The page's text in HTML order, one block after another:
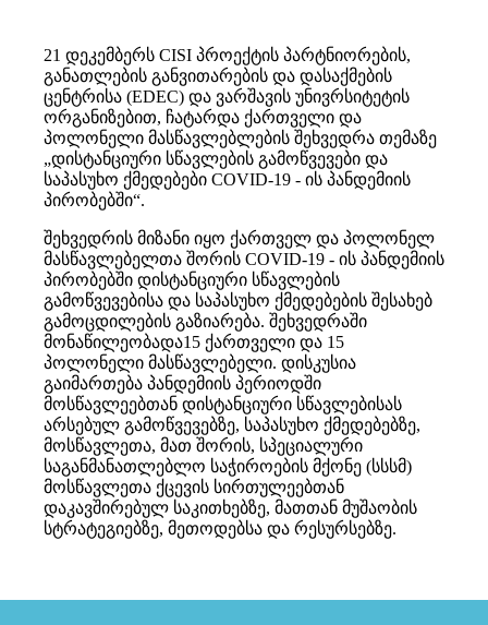
21 დეკემბერს CISI პროექტის პარტნიორების,
განათლების განვითარების და დასაქმების
ცენტრისა (EDEC) და ვარშავის უნივრსიტეტის
ორგანიზებით, ჩატარდა ქართველი და
პოლონელი მასწავლებლების შეხვედრა თემაზე
„დისტანციური სწავლების გამოწვევები და
საპასუხო ქმედებები COVID-19 - ის პანდემიის
პირობებში“.
შეხვედრის მიზანი იყო ქართველ და პოლონელ
მასწავლებელთა შორის COVID-19 - ის პანდემიის
პირობებში დისტანციური სწავლების
გამოწვევებისა და საპასუხო ქმედებების შესახებ
გამოცდილების გაზიარება. შეხვედრაში
მონაწილეობადა15 ქართველი და 15
პოლონელი მასწავლებელი. დისკუსია
გაიმართება პანდემიის პერიოდში
მოსწავლეებთან დისტანციური სწავლებისას
არსებულ გამოწვევებზე, საპასუხო ქმედებებზე,
მოსწავლეთა, მათ შორის, სპეციალური
საგანმანათლებლო საჭიროების მქონე (სსსმ)
მოსწავლეთა ქცევის სირთულეებთან
დაკავშირებულ საკითხებზე, მათთან მუშაობის
სტრატეგიებზე, მეთოდებსა და რესურსებზე.